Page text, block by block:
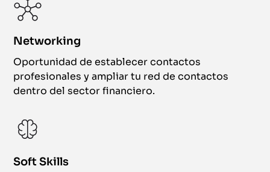
Networking
Oportunidad de establecer contactos
profesionales y ampliar tu red de contactos
dentro del sector financiero.
Soft Skills